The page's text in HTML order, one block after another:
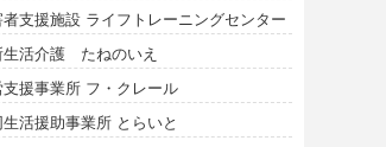
者支援施設 ライフトレーニングセンター
生活介護 たねのいえ
支援事業所 フ・クレール
生活援助事業所 とらいと